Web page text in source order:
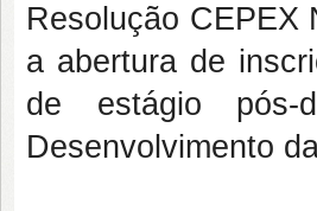
Resolução CEPEX
a abertura de
de estágio pós-
Desenvolvimento